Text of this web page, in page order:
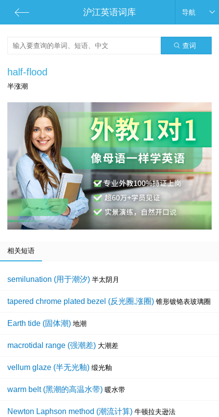
沪江英语词库 导航
查词
half-flood
半涨潮
相关短语
semilunation (用于潮汐) 半太阴月
tapered chrome plated bezel (反光圈,涨圈) 锥形镀铬表玻璃圈
Earth tide (固体潮) 地潮
macrotidal range (强潮差) 大潮差
vellum glaze (半无光釉) 缎光釉
warm belt (黑潮的高温水带) 暖水带
Newton Laphson method (潮流计算) 牛顿拉夫逊法